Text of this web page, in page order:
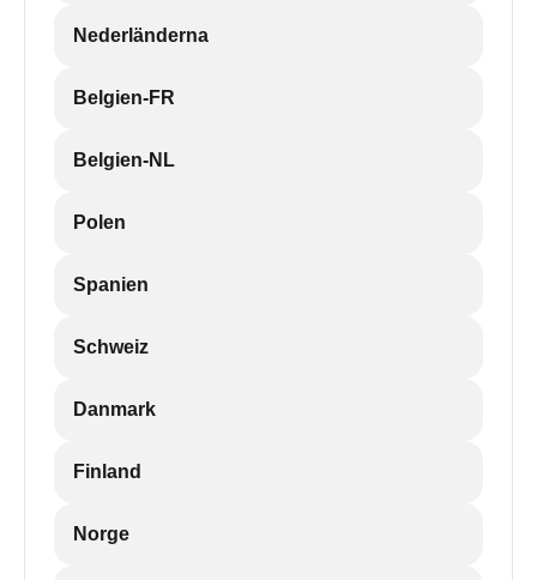
Nederländerna
Belgien-FR
Belgien-NL
Polen
Spanien
Schweiz
Danmark
Finland
Norge